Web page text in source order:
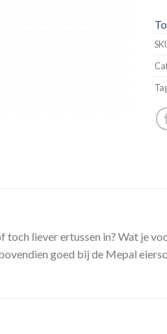
liever ertussen in? Wat je
goed bij de Mepal